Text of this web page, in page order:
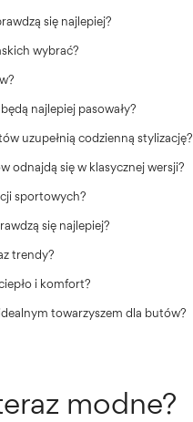
się najlepiej?
wybrać?
najlepiej pasowały?
uzupełnią codzienną stylizację?
odnajdą się w klasycznej wersji?
sportowych?
się najlepiej?
trendy?
i komfort?
towarzyszem dla butów?
modne?